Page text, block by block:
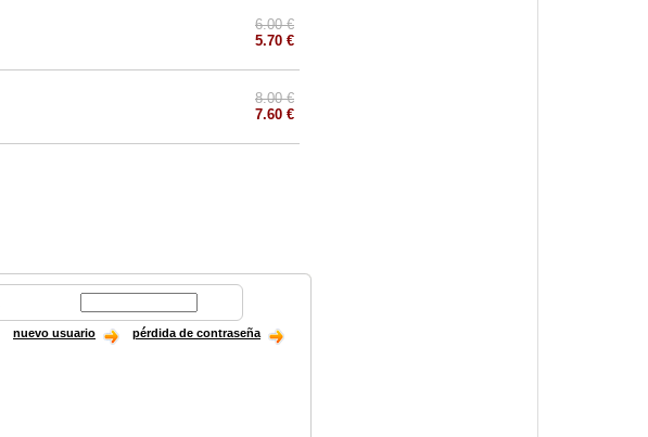
6.00 €
5.70 €
8.00 €
7.60 €
nuevo usuario pérdida de contraseña